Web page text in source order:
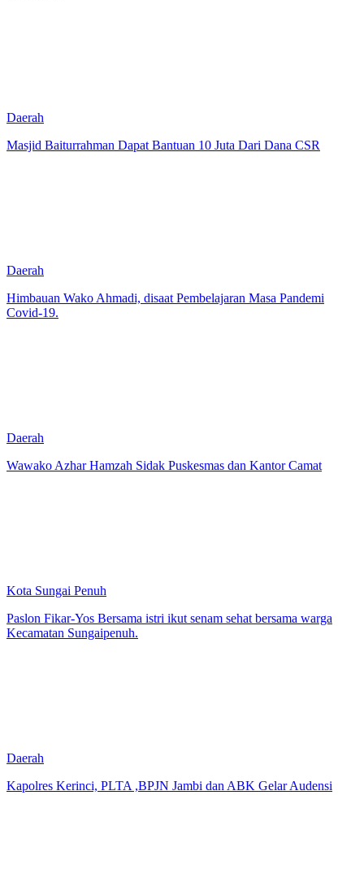
Daerah
Masjid Baiturrahman Dapat Bantuan 10 Juta Dari Dana CSR
Daerah
Himbauan Wako Ahmadi, disaat Pembelajaran Masa Pandemi
Covid-19.
Daerah
Wawako Azhar Hamzah Sidak Puskesmas dan Kantor Camat
Kota Sungai Penuh
Paslon Fikar-Yos Bersama istri ikut senam sehat bersama warga
Kecamatan Sungaipenuh.
Daerah
Kapolres Kerinci, PLTA ,BPJN Jambi dan ABK Gelar Audensi